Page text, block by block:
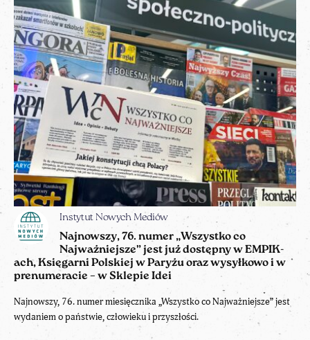
Instytut Nowych Mediów
Najnowszy, 76. numer „Wszystko co
Najważniejsze” jest już dostępny w EMPIK-
ach, Księgarni Polskiej w Paryżu oraz wysyłkowo i w
prenumeracie – w Sklepie Idei
Najnowszy, 76. numer miesięcznika „Wszystko co Najważniejsze” jest
wydaniem o państwie, człowieku i przyszłości.